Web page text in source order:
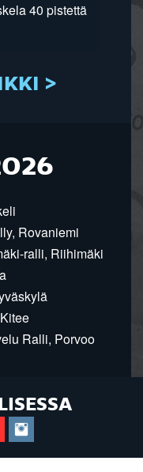
40 pistettä
>
Rovaniemi
ralli, Riihimäki
Ralli, Porvoo